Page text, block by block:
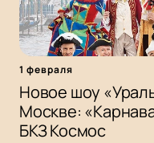
1 февраля
Новое шоу
Москве:
БКЗ Космос